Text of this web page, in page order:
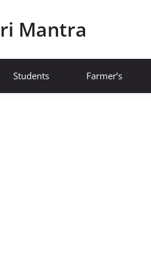
Mantra
Students Farmer’s